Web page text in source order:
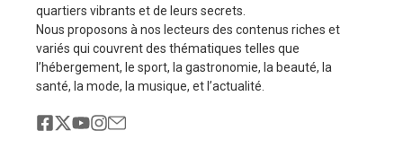
quartiers vibrants et de leurs secrets.
Nous proposons à nos lecteurs des contenus riches et
variés qui couvrent des thématiques telles que
l’hébergement, le sport, la gastronomie, la beauté, la
santé, la mode, la musique, et l’actualité.